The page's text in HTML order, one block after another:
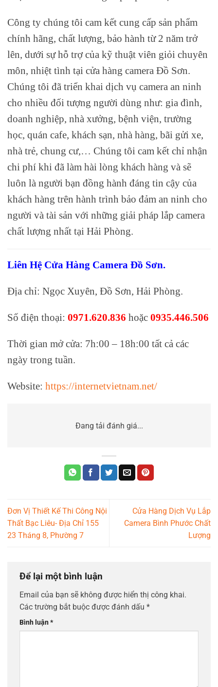
Công ty chúng tôi cam kết cung cấp sản phẩm
chính hãng, chất lượng, bảo hành từ 2 năm trở
lên, dưới sự hỗ trợ của kỹ thuật viên giỏi chuyên
môn, nhiệt tình tại cửa hàng camera Đồ Sơn.
Chúng tôi đã triển khai dịch vụ camera an ninh
cho nhiều đối tượng người dùng như: gia đình,
doanh nghiệp, nhà xưởng, bệnh viện, trường
học, quán cafe, khách sạn, nhà hàng, bãi gửi xe,
nhà trẻ, chung cư,… Chúng tôi cam kết chỉ nhận
chi phí khi đã làm hài lòng khách hàng và sẽ
luôn là người bạn đồng hành đáng tin cậy của
khách hàng trên hành trình bảo đảm an ninh cho
người và tài sản với những giải pháp lắp camera
chất lượng nhất tại Hải Phòng.
Liên Hệ Cửa Hàng Camera Đồ Sơn.
Địa chỉ: Ngọc Xuyên, Đồ Sơn, Hải Phòng.
Số điện thoại: 0971.620.836 hoặc 0935.446.506
Thời gian mở cửa: 7h:00 – 18h:00 tất cả các
ngày trong tuần.
Website: https://internetvietnam.net/
Đang tải đánh giá...
Đơn Vị Thiết Kế Thi Công Nội
Thất Bạc Liêu- Địa Chỉ 155
23 Tháng 8, Phường 7
Cửa Hàng Dịch Vụ Lắp
Camera Bình Phước Chất
Lượng
Để lại một bình luận
Email của bạn sẽ không được hiển thị công khai.
Các trường bắt buộc được đánh dấu *
Bình luận*